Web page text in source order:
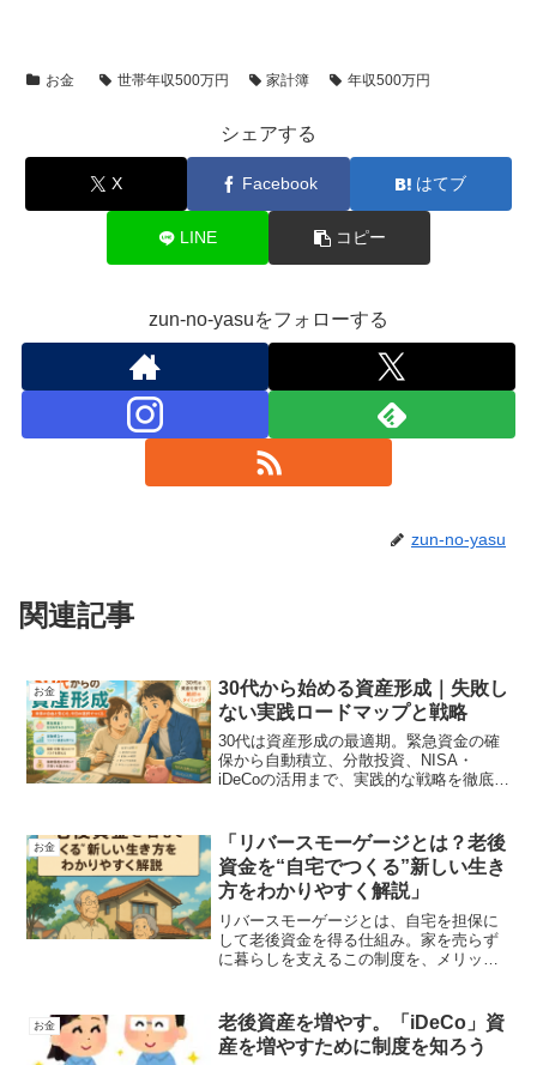
お金 世帯年収500万円 家計簿 年収500万円
シェアする
X Facebook はてブ
LINE コピー
zun-no-yasuをフォローする
zun-no-yasu
関連記事
お金
30代から始める資産形成｜失敗し
ない実践ロードマップと戦略
30代は資産形成の最適期。緊急資金の確
保から自動積立、分散投資、NISA・
iDeCoの活用まで、実践的な戦略を徹底解
お金
「リバースモーゲージとは？老後
資金を“自宅でつくる”新しい生き
方をわかりやすく解説」
リバースモーゲージとは、自宅を担保に
して老後資金を得る仕組み。家を売らず
に暮らしを支えるこの制度を、メリッ
の新しい選択肢を紹介します。
お金
老後資産を増やす。「iDeCo」資
産を増やすために制度を知ろう